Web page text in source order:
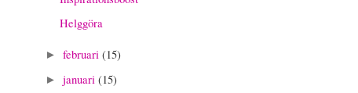
Helggöra
► februari (15)
► januari (15)